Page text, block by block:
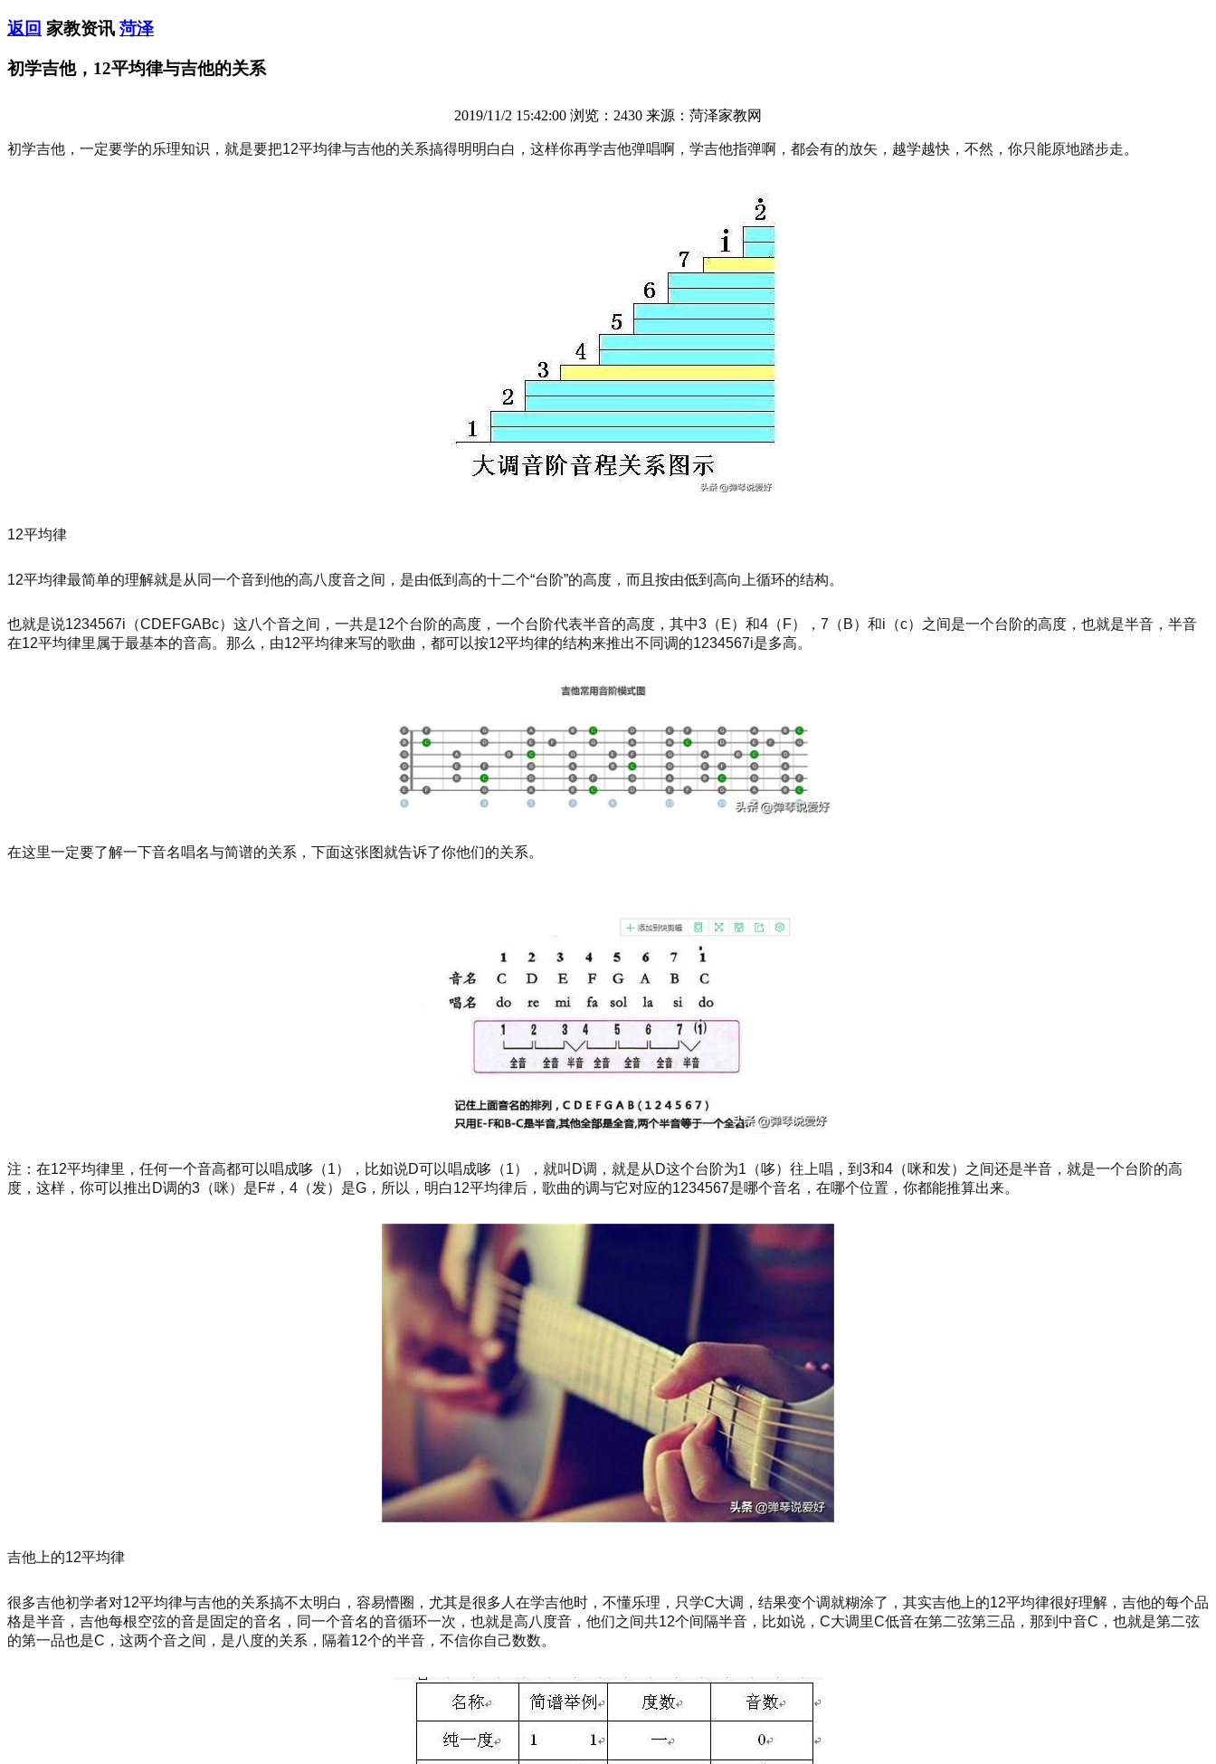
返回 家教资讯 菏泽
初学吉他，12平均律与吉他的关系
2019/11/2 15:42:00 浏览：2430 来源：菏泽家教网
初学吉他，一定要学的乐理知识，就是要把12平均律与吉他的关系搞得明明白白，这样你再学吉他弹唱啊，学吉他指弹啊，都会有的放矢，越学越快，不然，你只能原地踏步走。
12平均律
12平均律最简单的理解就是从同一个音到他的高八度音之间，是由低到高的十二个“台阶”的高度，而且按由低到高向上循环的结构。
也就是说1234567i（CDEFGABc）这八个音之间，一共是12个台阶的高度，一个台阶代表半音的高度，其中3（E）和4（F），7（B）和i（c）之间是一个台阶的高度，也就是半音，半音
在12平均律里属于最基本的音高。那么，由12平均律来写的歌曲，都可以按12平均律的结构来推出不同调的1234567i是多高。
在这里一定要了解一下音名唱名与简谱的关系，下面这张图就告诉了你他们的关系。
注：在12平均律里，任何一个音高都可以唱成哆（1），比如说D可以唱成哆（1），就叫D调，就是从D这个台阶为1（哆）往上唱，到3和4（咪和发）之间还是半音，就是一个台阶的高
度，这样，你可以推出D调的3（咪）是F#，4（发）是G，所以，明白12平均律后，歌曲的调与它对应的1234567是哪个音名，在哪个位置，你都能推算出来。
吉他上的12平均律
很多吉他初学者对12平均律与吉他的关系搞不太明白，容易懵圈，尤其是很多人在学吉他时，不懂乐理，只学C大调，结果变个调就糊涂了，其实吉他上的12平均律很好理解，吉他的每个品
格是半音，吉他每根空弦的音是固定的音名，同一个音名的音循环一次，也就是高八度音，他们之间共12个间隔半音，比如说，C大调里C低音在第二弦第三品，那到中音C，也就是第二弦
的第一品也是C，这两个音之间，是八度的关系，隔着12个的半音，不信你自己数数。